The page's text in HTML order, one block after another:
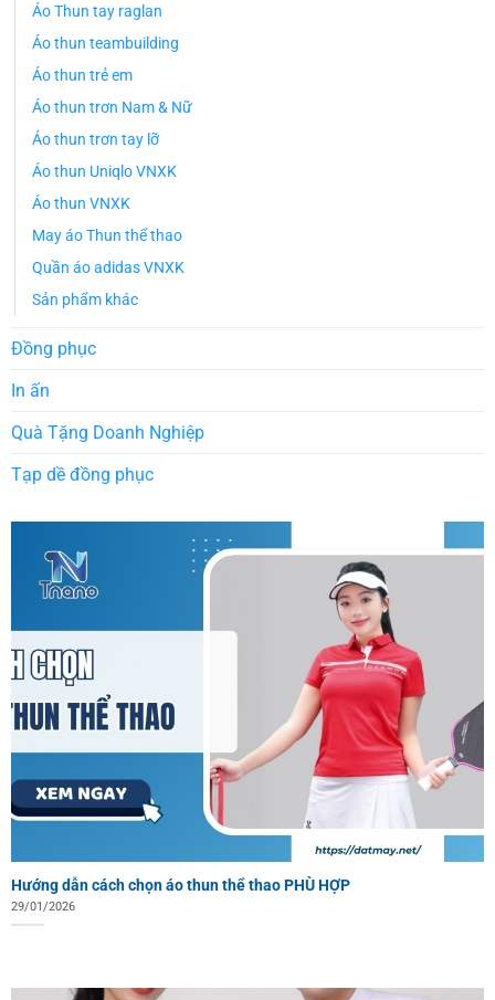
Áo Thun tay raglan
Áo thun teambuilding
Áo thun trẻ em
Áo thun trơn Nam & Nữ
Áo thun trơn tay lỡ
Áo thun Uniqlo VNXK
Áo thun VNXK
May áo Thun thể thao
Quần áo adidas VNXK
Sản phẩm khác
Đồng phục
In ấn
Quà Tặng Doanh Nghiệp
Tạp dề đồng phục
Hướng dẫn cách chọn áo thun thể thao PHÙ HỢP
29/01/2026